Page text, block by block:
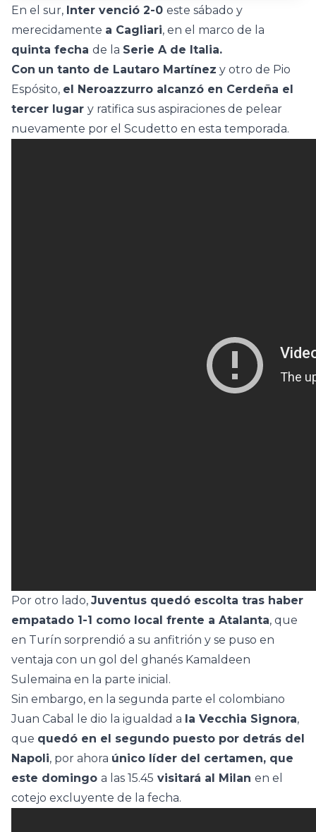
En el sur, Inter venció 2-0 este sábado y
merecidamente a Cagliari, en el marco de la
quinta fecha de la Serie A de Italia.
Con un tanto de Lautaro Martínez y otro de Pio
Espósito, el Neroazzurro alcanzó en Cerdeña el
tercer lugar y ratifica sus aspiraciones de pelear
nuevamente por el Scudetto en esta temporada.
Por otro lado, Juventus quedó escolta tras haber
empatado 1-1 como local frente a Atalanta, que
en Turín sorprendió a su anfitrión y se puso en
ventaja con un gol del ghanés Kamaldeen
Sulemaina en la parte inicial.
Sin embargo, en la segunda parte el colombiano
Juan Cabal le dio la igualdad a la Vecchia Signora,
que quedó en el segundo puesto por detrás del
Napoli, por ahora único líder del certamen, que
este domingo a las 15.45 visitará al Milan en el
cotejo excluyente de la fecha.